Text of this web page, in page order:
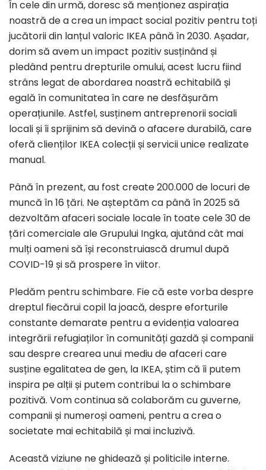
În cele din urmă, doresc să menționez aspirația
noastră de a crea un impact social pozitiv pentru toți
jucătorii din lanțul valoric IKEA până în 2030. Așadar,
dorim să avem un impact pozitiv susținând și
pledând pentru drepturile omului, acest lucru fiind
strâns legat de abordarea noastră echitabilă și
egală în comunitatea în care ne desfășurăm
operațiunile. Astfel, susținem antreprenorii sociali
locali și îi sprijinim să devină o afacere durabilă, care
oferă clienților IKEA colecții și servicii unice realizate
manual.
Până în prezent, au fost create 200.000 de locuri de
muncă în 16 țări. Ne așteptăm ca până în 2025 să
dezvoltăm afaceri sociale locale în toate cele 30 de
țări comerciale ale Grupului Ingka, ajutând cât mai
mulți oameni să își reconstruiască drumul după
COVID-19 și să prospere în viitor.
Pledăm pentru schimbare. Fie că este vorba despre
dreptul fiecărui copil la joacă, despre eforturile
constante demarate pentru a evidenția valoarea
integrării refugiaților în comunități gazdă și companii
sau despre crearea unui mediu de afaceri care
susține egalitatea de gen, la IKEA, știm că îi putem
inspira pe alții și putem contribui la o schimbare
pozitivă. Vom continua să colaborăm cu guverne,
companii și numeroși oameni, pentru a crea o
societate mai echitabilă și mai incluzivă.
Această viziune ne ghidează și politicile interne.